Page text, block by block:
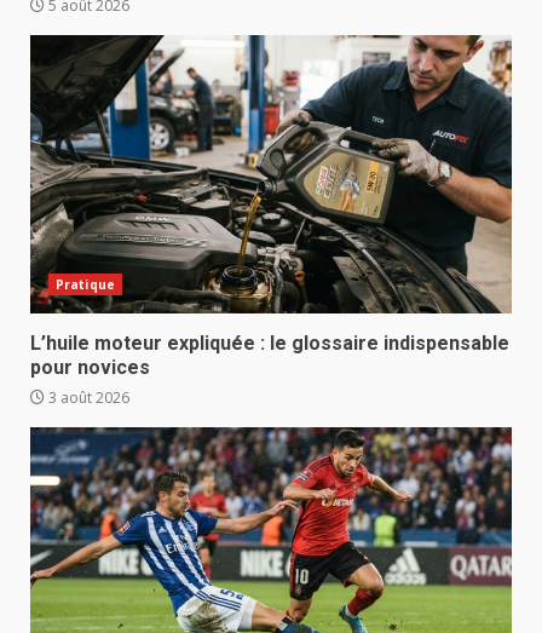
5 août 2026
Pratique
L’huile moteur expliquée : le glossaire indispensable
pour novices
3 août 2026